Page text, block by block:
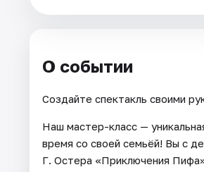
О событии
Создайте спектакль своими
Наш мастер-класс —
время со своей семьёй! Вы с
Г. Остера «Приключения